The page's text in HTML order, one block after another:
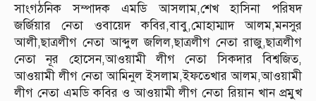
সাংগঠনিক সম্পাদক এমডি আসলাম,শেখ হাসিনা পরিষদ
জর্জিয়ার নেতা ওবায়েদ কবির,বাবু,মোহাম্মাদ আলম,মনসুর
আলী,ছাত্রলীগ নেতা আব্দুল জলিল,ছাত্রলীগ নেতা রাজু,ছাত্রলীগ
নেতা নূর হোসেন,আওয়ামী লীগ নেতা সিকদার বিশ্বজিত,
আওয়ামী লীগ নেতা আমিনুল ইসলাম,ইফতেখার আলম,আওয়ামী
লীগ নেতা এমডি কবির ও আওয়ামী লীগ নেতা রিয়ান খান প্রমুখ